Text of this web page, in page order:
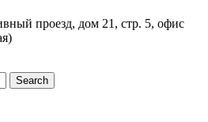
проезд, дом 21, стр. 5, офис
Search